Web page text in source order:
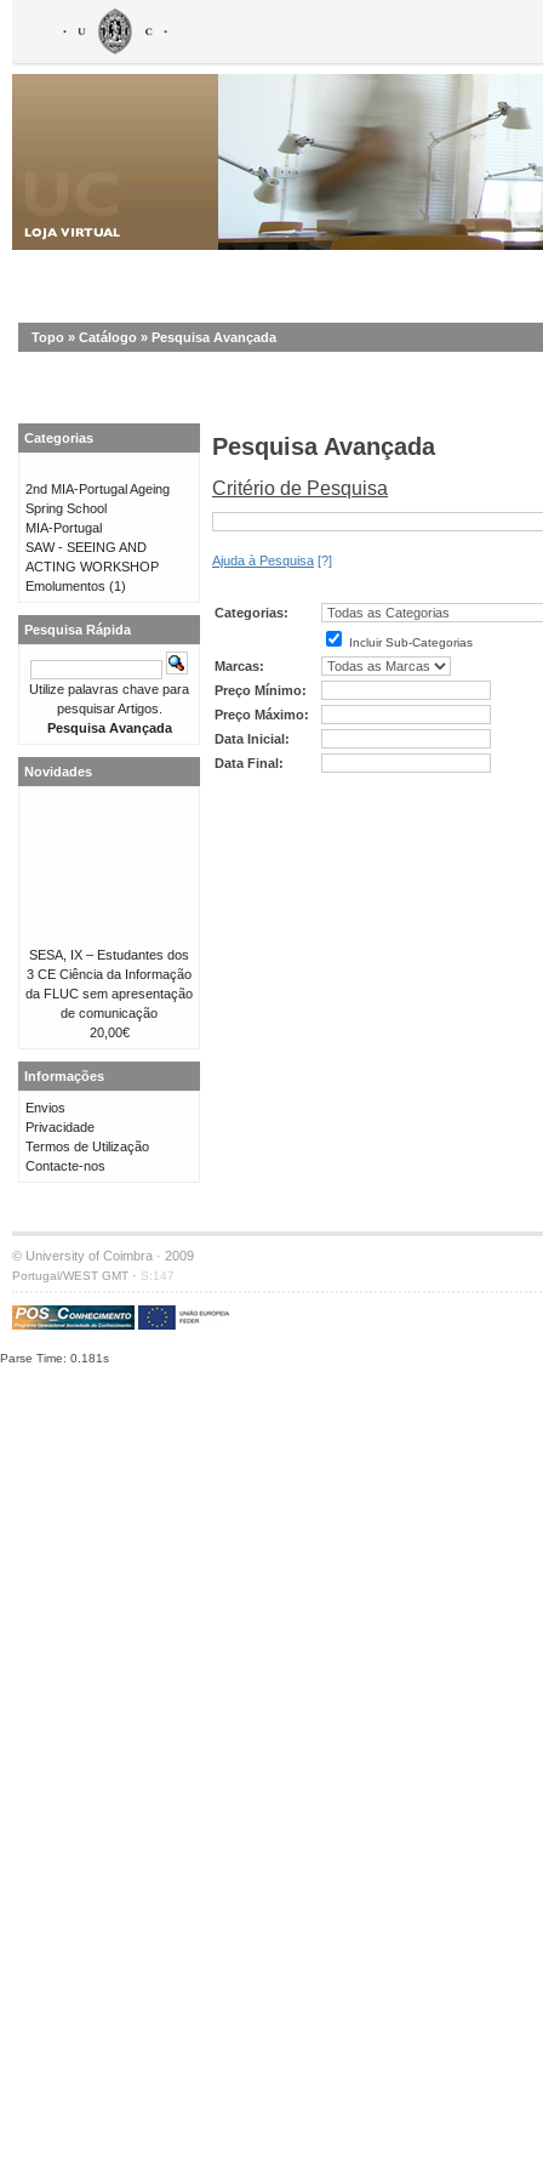
Topo » Catálogo » Pesquisa Avançada
Pesquisa Avançada
Critério de Pesquisa
Ajuda à Pesquisa [?]
Categorias:
Incluir Sub-Categorias
Marcas:
Preço Mínimo:
Preço Máximo:
Data Inicial:
Data Final:
Categorias
2nd MIA-Portugal Ageing
Spring School
MIA-Portugal
SAW - SEEING AND
ACTING WORKSHOP
Emolumentos (1)
Pesquisa Rápida
Utilize palavras chave para
pesquisar Artigos.
Pesquisa Avançada
Novidades
SESA, IX – Estudantes dos
3 CE Ciência da Informação
da FLUC sem apresentação
de comunicação
20,00€
Informações
Envios
Privacidade
Termos de Utilização
Contacte-nos
© University of Coimbra · 2009
Portugal/WEST GMT · S:147
Parse Time: 0.181s